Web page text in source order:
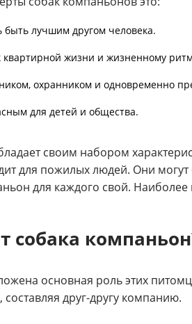
быть лучшим другом человека.
квартирной жизни и жизненному
охранником и одновременно
для детей и общества.
своим набором
для пожилых людей. Они
для каждого свой. Наиболее
собака
основная роль этих
друг-другу компанию.